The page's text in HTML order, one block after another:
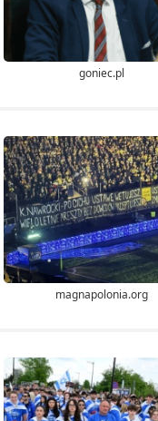
goniec.pl
magnapolonia.org